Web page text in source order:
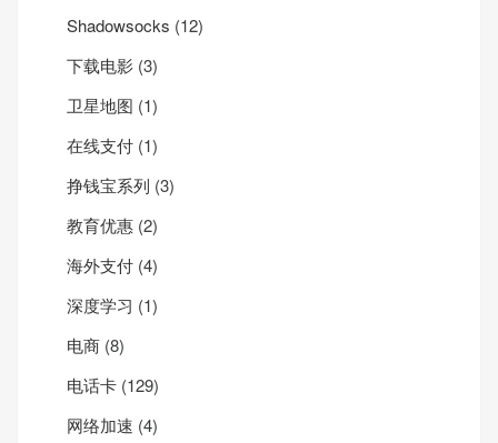
Shadowsocks (12)
下载电影 (3)
卫星地图 (1)
在线支付 (1)
挣钱宝系列 (3)
教育优惠 (2)
海外支付 (4)
深度学习 (1)
电商 (8)
电话卡 (129)
网络加速 (4)